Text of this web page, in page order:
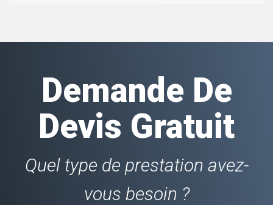
Demande De
Devis Gratuit
Quel type de prestation avez-
vous besoin ?